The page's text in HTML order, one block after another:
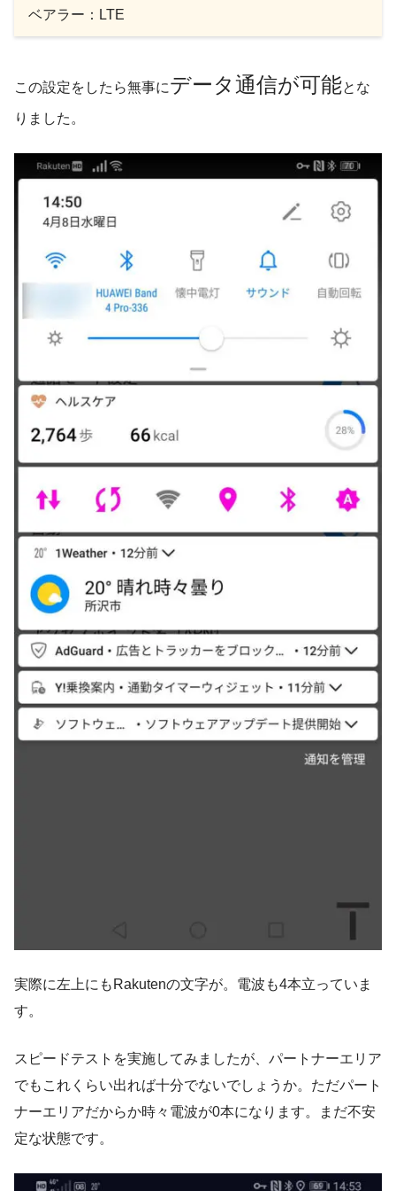
ベアラー：LTE
この設定をしたら無事にデータ通信が可能とな
りました。
実際に左上にもRakutenの文字が。電波も4本立っていま
す。
スピードテストを実施してみましたが、パートナーエリア
でもこれくらい出れば十分でないでしょうか。ただパート
ナーエリアだからか時々電波が0本になります。まだ不安
定な状態です。